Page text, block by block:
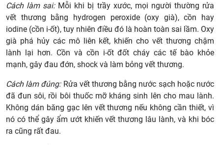
Cách làm sai:Mỗi khi bị trầy xước, mọi người thường rửa
vết thương bằng hydrogen peroxide (oxy già), cồn hay
iodine (cồn i-ốt), tuy nhiên điều đó là hoàn toàn sai lầm. Oxy
già phá hủy các mô liên kết, khiến cho vết thương chậm
lành lại hơn. Cồn và cồn i-ốt đốt cháy các tế bào khỏe
mạnh, gây đau đớn, shock và làm bỏng vết thương.
Cách làm đúng:Rửa vết thương bằng nước sạch hoặc nước
đã đun sôi, rồi bôi thuốc mỡ kháng sinh lên cho mau lành.
Không dán băng gạc lên vết thương nếu không cần thiết, vì
nó có thể gây ẩm ướt khiến vết thương lâu lành, và khi bóc
ra cũng rất đau.